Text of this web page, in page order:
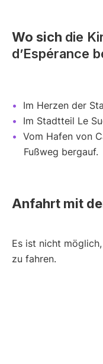
Wo sich die
d’Espérance
Im Herzen der
Im Stadtteil Le
Vom Hafen von
Fußweg bergauf.
Anfahrt mit
Es ist nicht
zu fahren.